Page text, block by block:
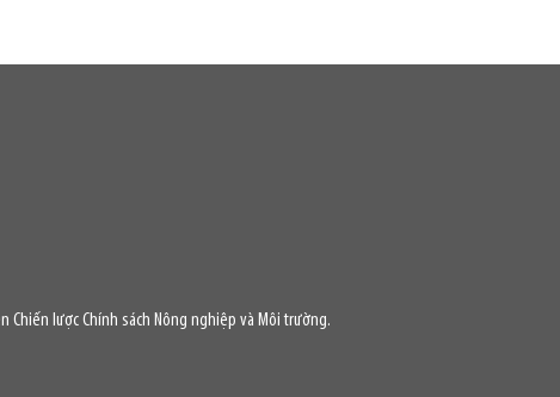
Chiến lược Chính sách Nông nghiệp và Môi trường.